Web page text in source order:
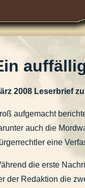
deutschen Sprache,
heraus.“
2013
investiert in Luckenwalde
dritter Klasse“
2008 Leserbrief
aufgemacht
auch die
eine
die erste
der Redaktion die